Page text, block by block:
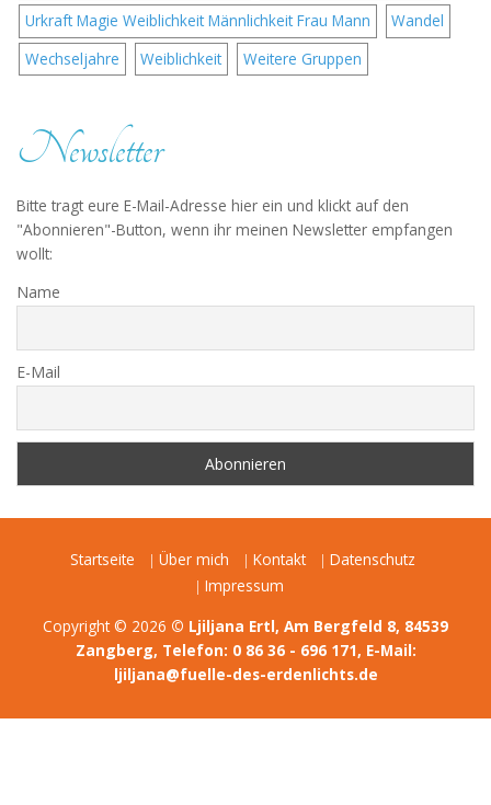
Urkraft Magie Weiblichkeit Männlichkeit Frau Mann
Wandel
Wechseljahre
Weiblichkeit Weitere Gruppen
Newsletter
Bitte tragt eure E-Mail-Adresse hier ein und klickt auf den
"Abonnieren"-Button, wenn ihr meinen Newsletter empfangen
wollt:
Name
E-Mail
Startseite Über mich Kontakt
Datenschutz
Impressum
Copyright © 2026 © Ljiljana Ertl, Am Bergfeld 8, 84539
Zangberg, Telefon: 0 86 36 - 696 171, E-Mail:
ljiljana@fuelle-des-erdenlichts.de